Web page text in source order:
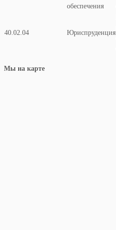
обеспечения
40.02.04 Юриспруденция
Мы на карте